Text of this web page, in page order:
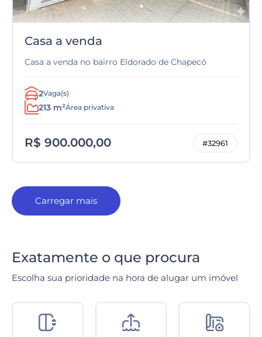
Casa a venda
Casa a venda no bairro Eldorado de Chapecó
2Vaga(s)
213 m²Área privativa
R$ 900.000,00 #32961
Carregar mais
Exatamente o que procura
Escolha sua prioridade na hora de alugar um imóvel